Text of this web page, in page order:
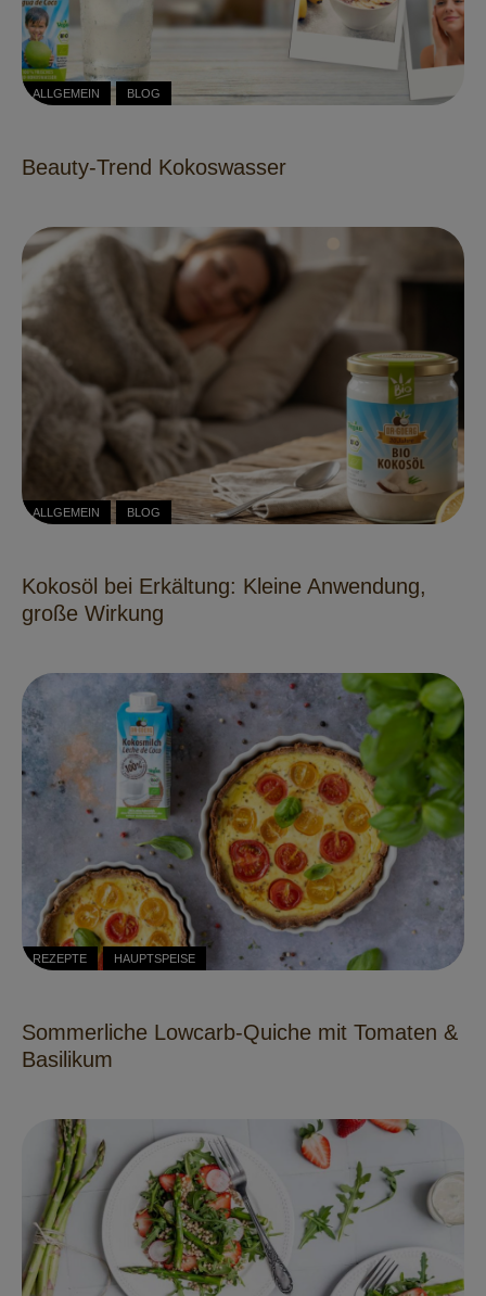
ALLGEMEIN BLOG
Beauty-Trend Kokoswasser
ALLGEMEIN BLOG
Kokosöl bei Erkältung: Kleine Anwendung,
große Wirkung
REZEPTE HAUPTSPEISE
Sommerliche Lowcarb-Quiche mit Tomaten &
Basilikum